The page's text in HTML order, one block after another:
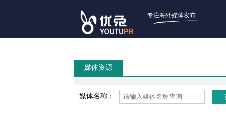
专注海外媒体发布
媒体资源
媒体名称：